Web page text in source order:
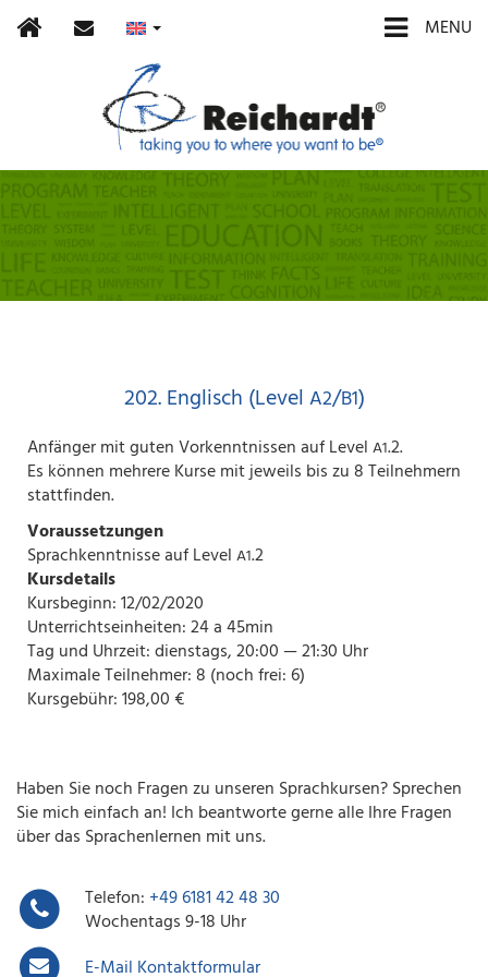
MENU
Home contact
202. Englisch (Level A2/B1)
Anfänger mit guten Vorkenntnissen auf Level A1.2.
Es können mehrere Kurse mit jeweils bis zu 8 Teilnehmern
stattfinden.
Voraussetzungen
Sprachkenntnisse auf Level A1.2
Kursdetails
Kursbeginn: 12/02/2020
Unterrichtseinheiten: 24 a 45min
Tag und Uhrzeit: dienstags, 20:00 — 21:30 Uhr
Maximale Teilnehmer: 8 (noch frei: 6)
Kursgebühr: 198,00 €
Haben Sie noch Fragen zu unseren Sprachkursen? Sprechen
Sie mich einfach an! Ich beantworte gerne alle Ihre Fragen
über das Sprachenlernen mit uns.
Telefon: +49 6181 42 48 30
Wochentags 9-18 Uhr
E-Mail Kontaktformular